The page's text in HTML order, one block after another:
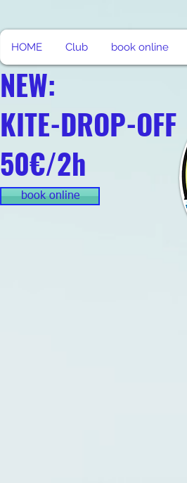
HOME Club book online
NEW:
KITE-DROP-OFF
50€/2h
book online